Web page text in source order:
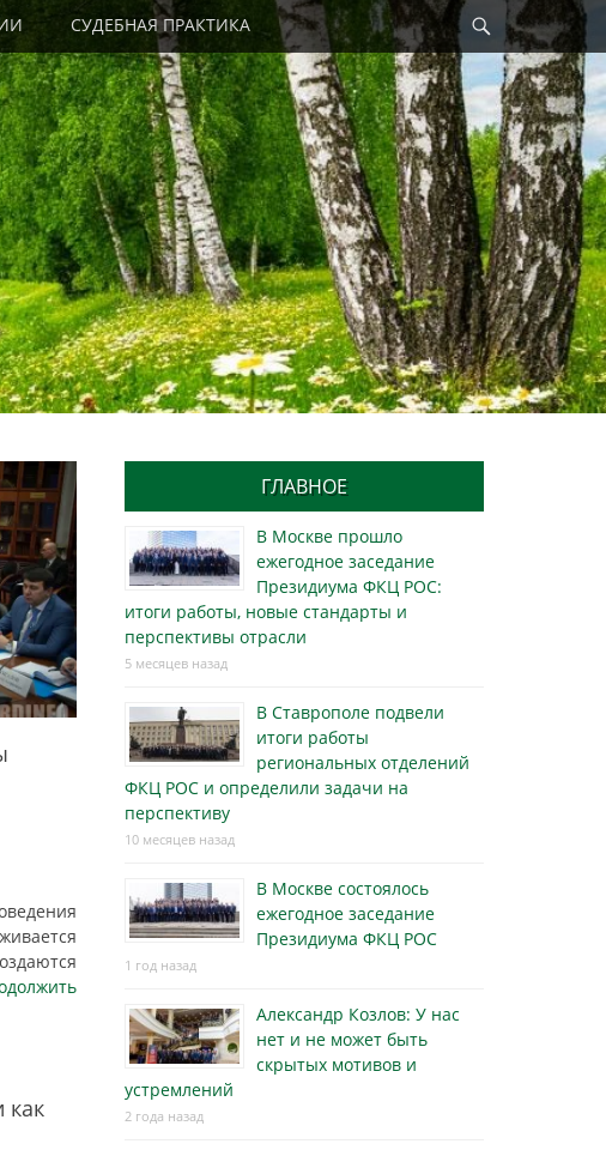
СУДЕБНАЯ ПРАКТИКА
Найти
как
ГЛАВНОЕ
В Москве прошло
ежегодное заседание
Президиума ФКЦ РОС:
итоги работы, новые стандарты и
перспективы отрасли
5 месяцев назад
В Ставрополе подвели
итоги работы
региональных отделений
ФКЦ РОС и определили задачи на
перспективу
10 месяцев назад
В Москве состоялось
ежегодное заседание
Президиума ФКЦ РОС
1 год назад
Александр Козлов: У нас
нет и не может быть
скрытых мотивов и
устремлений
2 года назад